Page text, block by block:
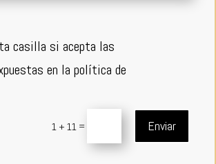
casilla si acepta las
en la política de
1 + 11 = Enviar